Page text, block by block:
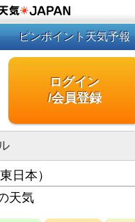
ピンポイント天気予報
ログイン
/会員登録
日本）
天気